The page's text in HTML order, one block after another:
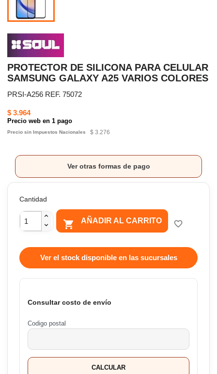
PROTECTOR DE SILICONA PARA CELULAR
SAMSUNG GALAXY A25 VARIOS COLORES
PRSI-A256 REF. 75072
$ 3.964
Precio web en 1 pago
Precio sin Impuestos Nacionales $ 3.276
Ver otras formas de pago
Cantidad
 AÑADIR AL CARRITO favorite_border
Ver el stock disponible en las sucursales
Consultar costo de envío
Codigo postal
CALCULAR